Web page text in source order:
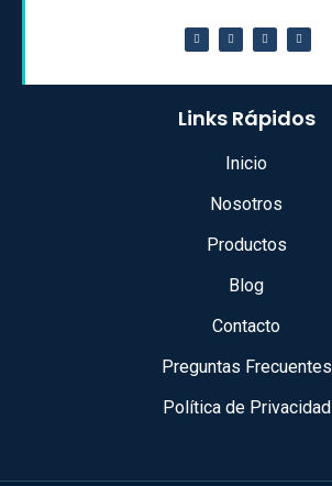
Links Rápidos
Inicio
Nosotros
Productos
Blog
Contacto
Preguntas Frecuentes
Política de Privacidad